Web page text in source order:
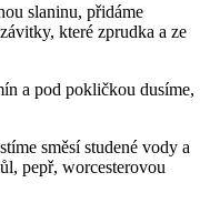
slaninu, přidáme
které zprudka a ze
a pod pokličkou dusíme,
směsí studené vody a
pepř, worcesterovou